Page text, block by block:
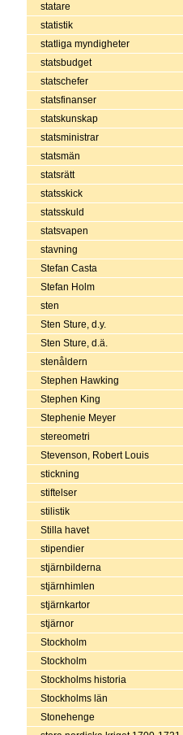
statare
statistik
statliga myndigheter
statsbudget
statschefer
statsfinanser
statskunskap
statsministrar
statsmän
statsrätt
statsskick
statsskuld
statsvapen
stavning
Stefan Casta
Stefan Holm
sten
Sten Sture, d.y.
Sten Sture, d.ä.
stenåldern
Stephen Hawking
Stephen King
Stephenie Meyer
stereometri
Stevenson, Robert Louis
stickning
stiftelser
stilistik
Stilla havet
stipendier
stjärnbilderna
stjärnhimlen
stjärnkartor
stjärnor
Stockholm
Stockholm
Stockholms historia
Stockholms län
Stonehenge